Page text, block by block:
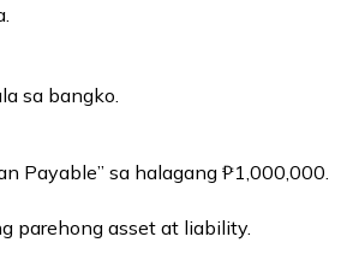
sa bangko.
Payable” sa halagang ₱1,000,000.
parehong asset at liability.